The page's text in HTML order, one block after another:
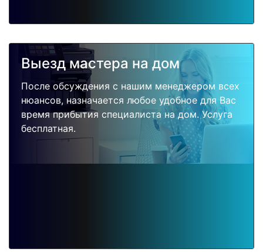
Выезд мастера на дом
После обсуждения с нашим менеджером всех
нюансов, назначается любое удобное для Вас
время прибытия специалиста на дом. Услуга
бесплатная.